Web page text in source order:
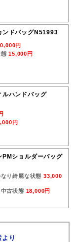
ンドバッグN51993
円
態15,000円
ルハンドバッグ
円
PMショルダーバッグ
なり綺麗な状態33,000
古状態 18,000円
り